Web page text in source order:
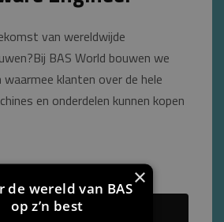
van wereldwijde
BAS World bouwen we
klanten over de hele
en onderdelen kunnen kopen
Bekijk vacature
×
de wereld van BAS
op z’n best